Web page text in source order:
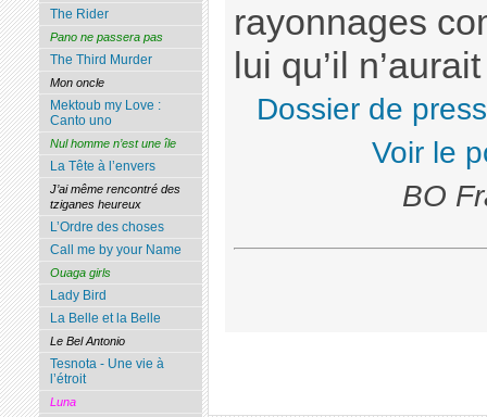
rayonnages
lui qu’il
Dossier de
Voir le
BO
The Rider
Pano ne passera pas
The Third Murder
Mon oncle
Mektoub my Love :
Canto uno
Nul homme n’est une île
La Tête à l’envers
J’ai même rencontré des
tziganes heureux
L’Ordre des choses
Call me by your Name
Ouaga girls
Lady Bird
La Belle et la Belle
Le Bel Antonio
Tesnota - Une vie à
l’étroit
Luna